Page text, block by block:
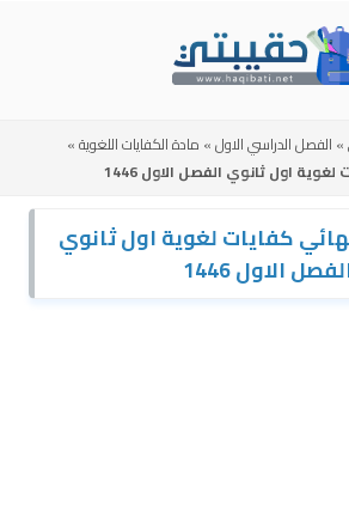
» الفصل الدراسي الاول» مادة الكفايات اللغوية»
اول ثانوي الفصل الاول 1446
كفايات لغوية اول ثانوي
الاول 1446